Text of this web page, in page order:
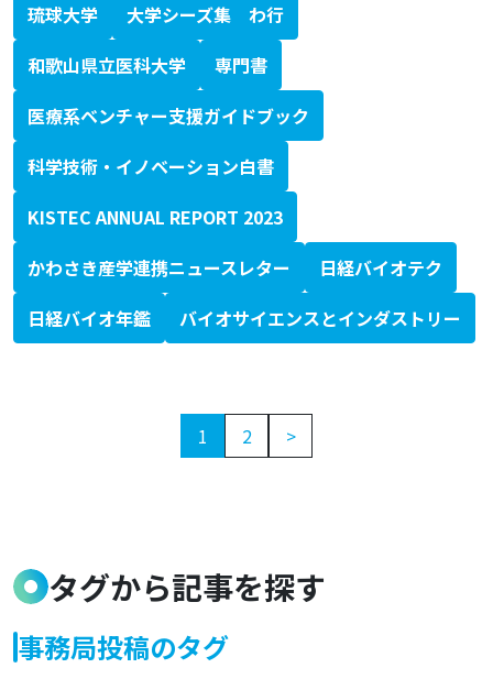
琉球大学
大学シーズ集 わ行
和歌山県立医科大学
専門書
医療系ベンチャー支援ガイドブック
科学技術・イノベーション白書
KISTEC ANNUAL REPORT 2023
かわさき産学連携ニュースレター
日経バイオテク
日経バイオ年鑑
バイオサイエンスとインダストリー
1 2 >
タグから記事を探す
事務局投稿のタグ